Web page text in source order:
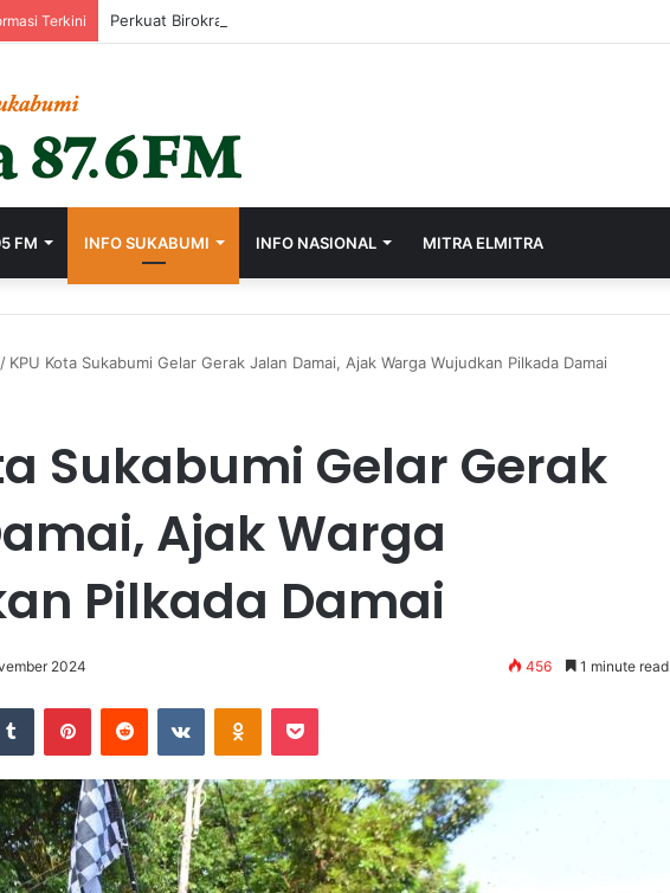
Terkini Perkuat Birokrasi Lewat Sistem Merit, Ayep Zaki Lantik 24 Pejabat
FM INFO SUKABUMI INFO NASIONAL MITRA ELMITRA
/ KPU Kota Sukabumi Gelar Gerak Jalan Damai, Ajak Warga Wujudkan Pilkada Damai
Sukabumi Gelar Gerak
Ajak Warga
Pilkada Damai
2024 456 1 minute read
Tumblr PinterestReddit VKontakteOdnoklassniki
Pocket